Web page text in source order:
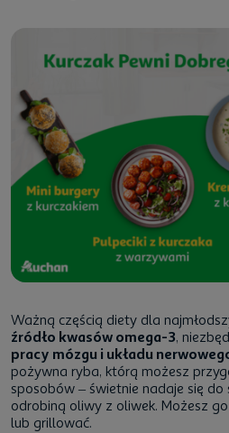
Ważną częścią diety dla
źródło kwasów omega-3,
pracy mózgu i układu
pożywna ryba, którą możesz
sposobów – świetnie nadaje się
odrobiną oliwy z oliwek. Możesz
lub grillować.